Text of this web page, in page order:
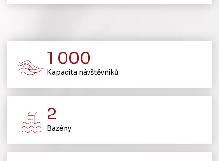
1 000
Kapacita návštěvníků
2
Bazény